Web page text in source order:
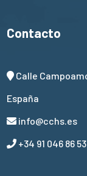
Contacto
Calle
España
info@cchs.es
+34 91 046 86 53